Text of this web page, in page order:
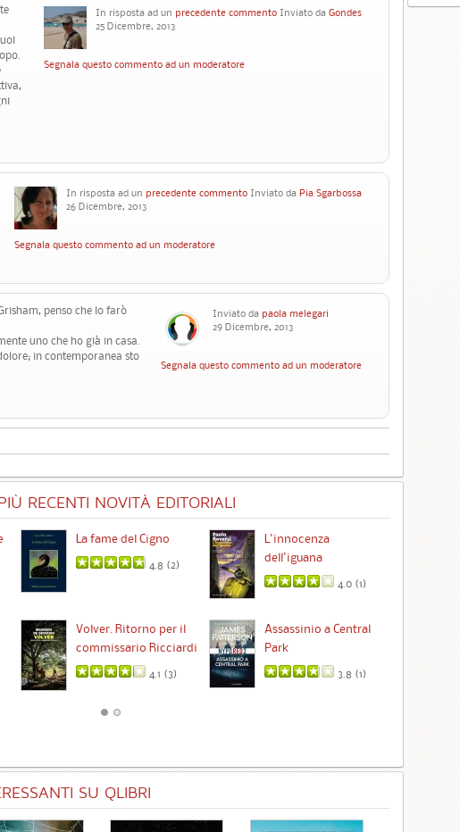
In risposta ad un precedente commento Inviato daGondes
25 Dicembre, 2013
Segnala questo commento ad un moderatore
In risposta ad un precedente commento Inviato da Pia Sgarbossa
26 Dicembre, 2013
Segnala questo commento ad un moderatore
Inviato da paola melegari
29 Dicembre, 2013
Segnala questo commento ad un moderatore
penso che lo farò
uno che ho già in casa.
in contemporanea sto
RECENTI NOVITÀ EDITORIALI
La fame del Cigno
4.8 (2)
L'innocenza
dell'iguana
4.0 (1)
Volver. Ritorno per il
commissario Ricciardi
4.1 (3)
Assassinio a Central
Park
3.8 (1)
SU QLIBRI